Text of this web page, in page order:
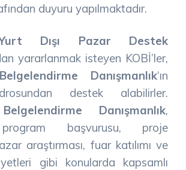
duyuru yapılmaktadır.
Yurt Dışı Pazar Destek
yararlanmak isteyen KOBİ’ler,
Danışmanlık‘ın
destek alabilirler.
Danışmanlık,
program başvurusu, proje
araştırması, fuar katılımı ve
gibi konularda kapsamlı